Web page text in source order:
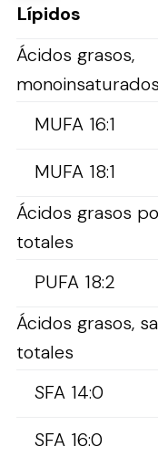
Lípidos
Ácidos grasos,
MUFA 16:1
MUFA 18:1
Ácidos grasos
totales
PUFA 18:2
Ácidos grasos,
totales
SFA 14:0
SFA 16:0